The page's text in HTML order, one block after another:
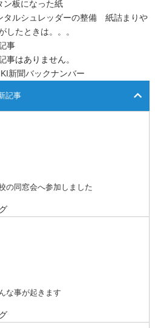
ン板になった紙
タルシュレッダーの整備 紙詰まりや
したときは。。。
事
事はありません。
記事
の同窓会へ参加しました
な事が起きます